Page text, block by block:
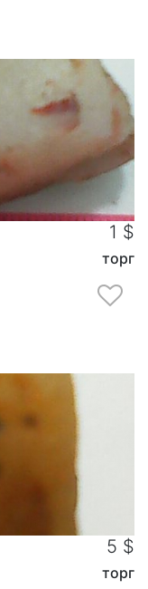
1 $
торг
5 $
торг